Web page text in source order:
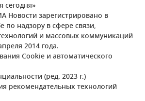
Новости зарегистрировано в
по надзору в сфере связи,
и массовых коммуникаций
2014 года.
Cookie и автоматического
(ред. 2023 г.)
рекомендательных технологий